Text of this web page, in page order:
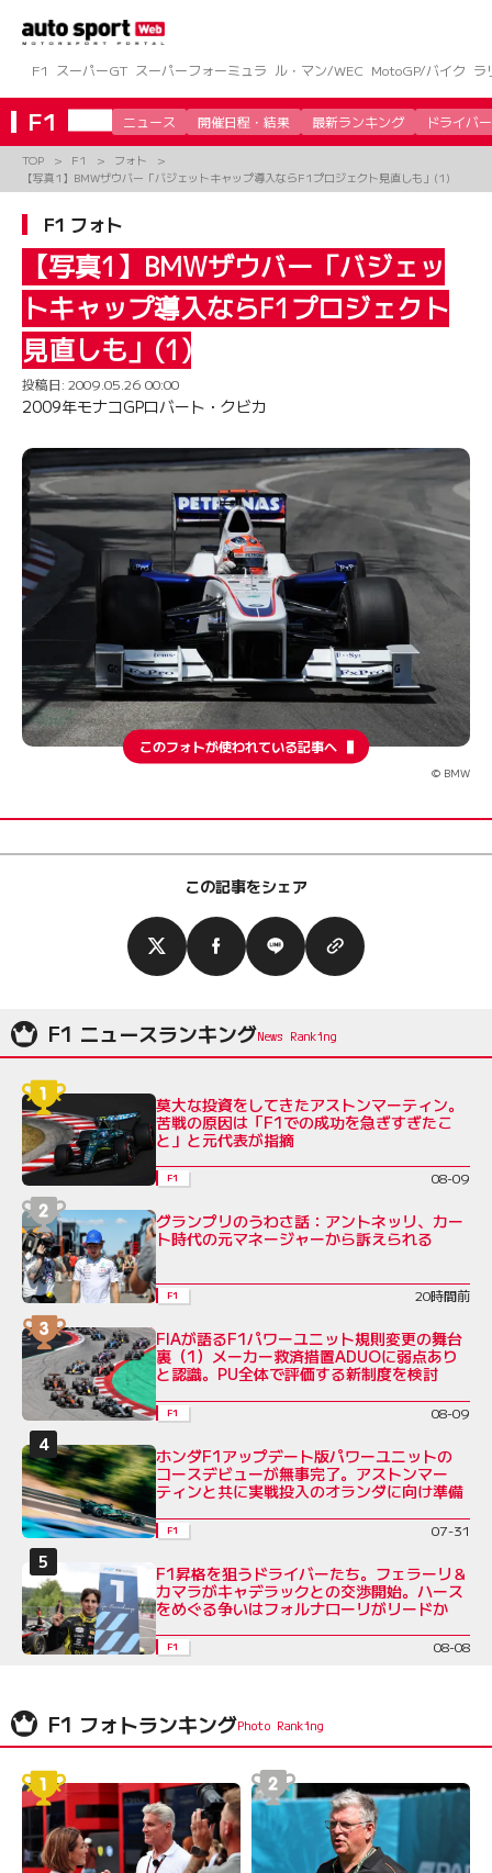
ツ
へ
ス
キ
プ
F1 スーパーGT スーパーフォーミュラ ル・マン/WEC MotoGP/バイク ラ
F1 ニュース 開催日程・結果 最新ランキング ドライバー
TOP F1
フォト
【写真1】BMWザウバー「バジェットキャップ導入ならF1プロジェクト見直しも」(1)
F1 フォト
【写真1】BMWザウバー「バジェッ
トキャップ導入ならF1プロジェクト
見直しも」(1)
投稿日: 2009.05.26 00:00
2009年モナコGPロバート・クビカ
このフォトが使われている記事へ
© BMW
この記事をシェア
F1 ニュースランキング
莫大な投資をしてきたアストンマーティン。
苦戦の原因は「F1での成功を急ぎすぎたこ
と」と元代表が指摘
F1 08-09
グランプリのうわさ話：アントネッリ、カー
ト時代の元マネージャーから訴えられる
F1 20時間前
FIAが語るF1パワーユニット規則変更の舞台
裏（1）メーカー救済措置ADUOに弱点あり
と認識。PU全体で評価する新制度を検討
F1 08-09
ホンダF1アップデート版パワーユニットの
コースデビューが無事完了。アストンマー
ティンと共に実戦投入のオランダに向け準備
F1 07-31
F1昇格を狙うドライバーたち。フェラーリ＆
カマラがキャデラックとの交渉開始。ハース
をめぐる争いはフォルナローリがリードか
F1 08-08
F1 フォトランキング